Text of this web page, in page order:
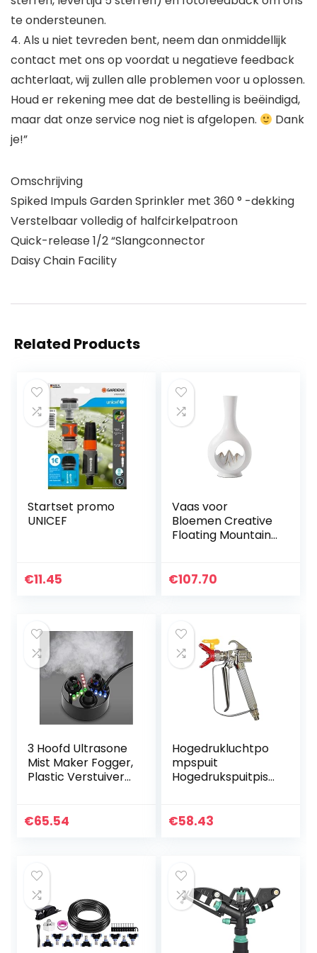
te ondersteunen.
4. Als u niet tevreden bent, neem dan onmiddellijk
contact met ons op voordat u negatieve feedback
achterlaat, wij zullen alle problemen voor u oplossen.
Houd er rekening mee dat de bestelling is beëindigd,
maar dat onze service nog niet is afgelopen.
Dank
je!”
Omschrijving
Spiked Impuls Garden Sprinkler met 360 ° -dekking
Verstelbaar volledig of halfcirkelpatroon
Quick-release 1/2 “Slangconnector
Daisy Chain Facility
Related Products
Startset promo
UNICEF
€11.45
Vaas voor
Bloemen Creative
Floating Mountain
Vaas Decoratie
€107.70
3 Hoofd Ultrasone
Mist Maker Fogger,
Plastic Verstuiver
1500 ml/h Vertatie
€65.54
Hogedrukluchtpo
mpspuit
Hogedrukspuitpist
517 Spuitpunt
€58.43